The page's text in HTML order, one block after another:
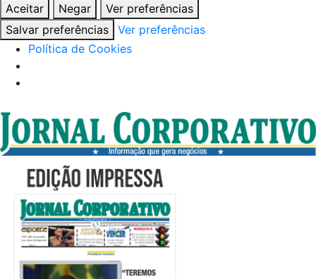
Aceitar Negar
Ver preferências
Salvar preferências
Ver preferências
Política de Cookies